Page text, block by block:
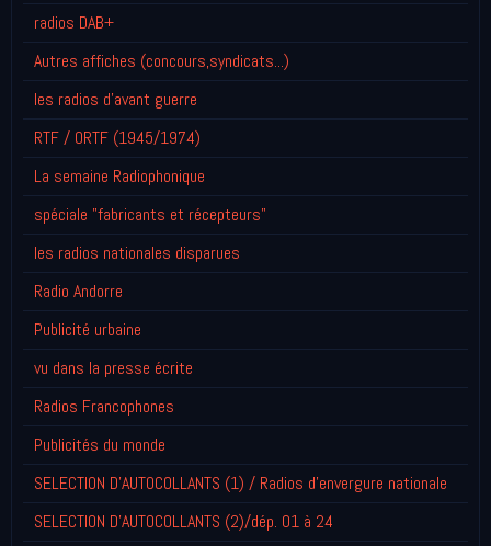
radios DAB+
Autres affiches (concours,syndicats...)
les radios d'avant guerre
RTF / ORTF (1945/1974)
La semaine Radiophonique
spéciale "fabricants et récepteurs"
les radios nationales disparues
Radio Andorre
Publicité urbaine
vu dans la presse écrite
Radios Francophones
Publicités du monde
SELECTION D'AUTOCOLLANTS (1) / Radios d'envergure nationale
SELECTION D'AUTOCOLLANTS (2)/dép. 01 à 24